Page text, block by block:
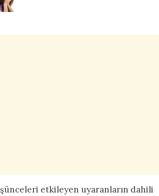
etkileyen uyaranların dahili